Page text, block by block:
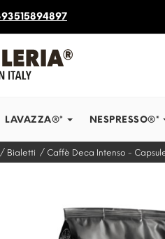
LAVAZZA®* NESPRESSO®*
Bialetti Caffè Deca Intenso -